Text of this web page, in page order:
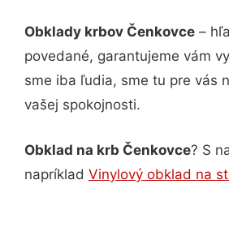
Obklady krbov Čenkovce –
povedané, garantujeme vám
sme iba ľudia, sme tu pre vás
vašej spokojnosti.
Obklad na krb Čenkovce? S
napríklad Vinylový obklad na